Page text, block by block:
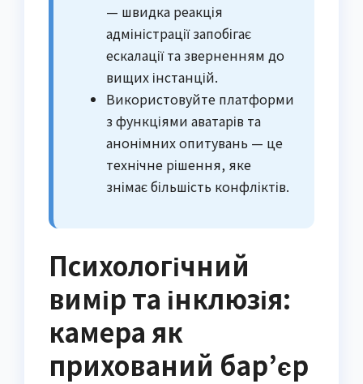
— швидка реакція
адміністрації запобігає
ескалації та зверненням до
вищих інстанцій.
Використовуйте платформи
з функціями аватарів та
анонімних опитувань — це
технічне рішення, яке
знімає більшість конфліктів.
Психологічний
вимір та інклюзія:
камера як
прихований бар’єр